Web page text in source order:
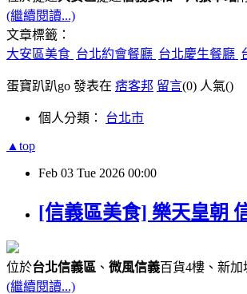
(繼續閱讀...)
文章標籤：
大安區美食 台北約會餐廳 台北慶生餐廳
蛋寶趴趴go 發表在 痞客邦 留言(0) 人氣()
個人分類： 台北市
▲top
Feb 03 Tue 2026 00:00
[信義區美食] 樂天皇朝
位於台北信義區 、 微風信義百貨4樓、新
(繼續閱讀...)